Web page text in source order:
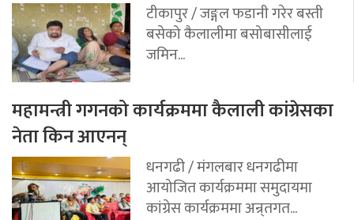
टीकापुर / जङ्गल फडानी गरेर बस्ती
बसेको कैलालीमा बसोबासीलाई
जमिन...
महामन्त्री गगनको कार्यक्रममा कैलाली कांग्रेसका
नेता किन आएनन्
धनगढी / मंगलबार धनगढीमा
आयोजित कार्यक्रममा समुदायमा
कांग्रेस कार्यक्रममा अन्र्तगत...